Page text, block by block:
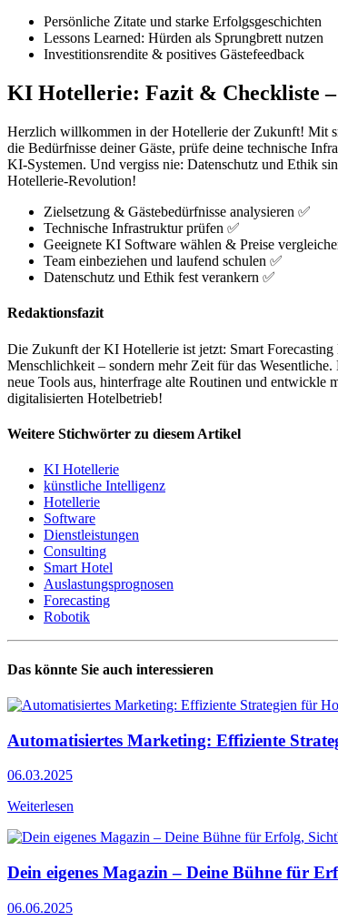
Persönliche Zitate und starke Erfolgsgeschichten
Lessons Learned: Hürden als Sprungbrett nutzen
Investitionsrendite & positives Gästefeedback
KI Hotellerie: Fazit & Checkliste
Herzlich willkommen in der Hotellerie der Zukunft! Mit
die Bedürfnisse deiner Gäste, prüfe deine technische
KI-Systemen. Und vergiss nie: Datenschutz und Ethik
Hotellerie-Revolution!
Zielsetzung & Gästebedürfnisse analysieren ✅
Technische Infrastruktur prüfen ✅
Geeignete KI Software wählen & Preise
Team einbeziehen und laufend schulen ✅
Datenschutz und Ethik fest verankern ✅
Redaktionsfazit
Die Zukunft der KI Hotellerie ist jetzt: Smart
Menschlichkeit – sondern mehr Zeit für das
neue Tools aus, hinterfrage alte Routinen und
digitalisierten Hotelbetrieb!
Weitere Stichwörter zu diesem Artikel
KI Hotellerie
künstliche Intelligenz
Hotellerie
Software
Dienstleistungen
Consulting
Smart Hotel
Auslastungsprognosen
Forecasting
Robotik
Das könnte Sie auch interessieren
Automatisiertes Marketing: Effiziente
06.03.2025
Weiterlesen
Dein eigenes Magazin – Deine Bühne für
06.06.2025